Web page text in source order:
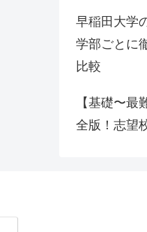
早稲田大学
学部ごとに
比較
【基礎〜
全版！志望